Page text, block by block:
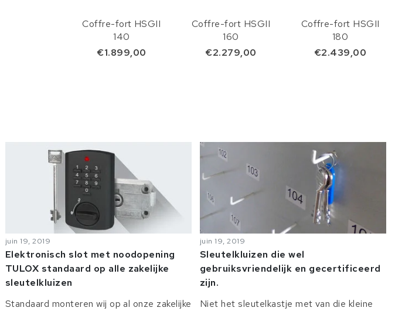
Coffre-fort HSGII
140
€1.899,00
Coffre-fort HSGII
160
€2.279,00
Coffre-fort HSGII
180
€2.439,00
juin 19, 2019
Elektronisch slot met noodopening
TULOX standaard op alle zakelijke
sleutelkluizen
Standaard monteren wij op al onze zakelijke
juin 19, 2019
Sleutelkluizen die wel
gebruiksvriendelijk en gecertificeerd
zijn.
Niet het sleutelkastje met van die kleine